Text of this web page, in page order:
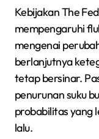
Kebijakan The
mempengaruhi
mengenai
berlanjutnya
tetap bersinar.
penurunan suku
probabilitas yang
lalu.